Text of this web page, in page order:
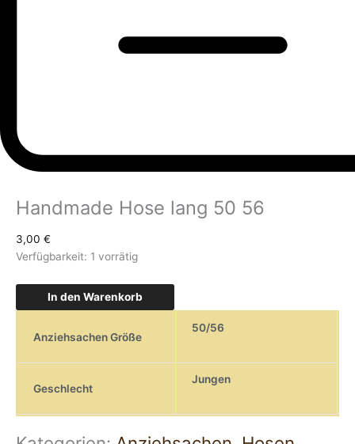
Handmade Hose lang 50 56
3,00 €
Verfügbarkeit: 1 vorrätig
In den Warenkorb
Anziehsachen Größe
50/56
Geschlecht
Jungen